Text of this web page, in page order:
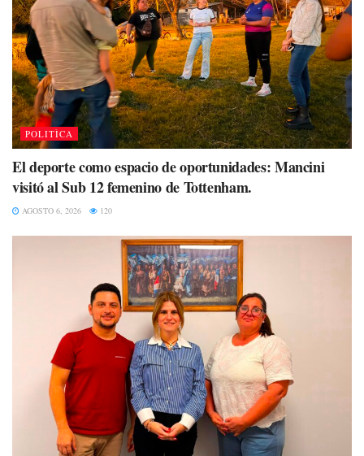
POLITÌCA
El deporte como espacio de oportunidades: Mancini
visitó al Sub 12 femenino de Tottenham.
AGOSTO 6, 2026 120